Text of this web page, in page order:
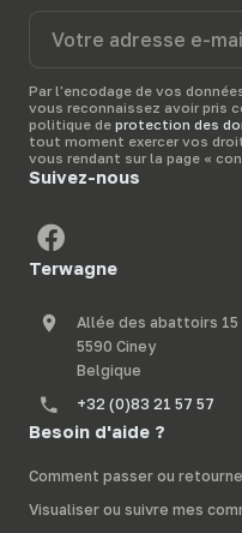
adresse
mail
Par l'encodage de vos
vous reconnaissez avoir pris
politique de protection des
tout moment exercer vos
vous rendant sur la page «
Suivez-nous
Terwagne
Allée des abattoirs 15
5590 Ciney
Belgique
+32 (0)83 21 57 57
Besoin d'aide ?
Comment passer ou
Visualiser ou suivre mes